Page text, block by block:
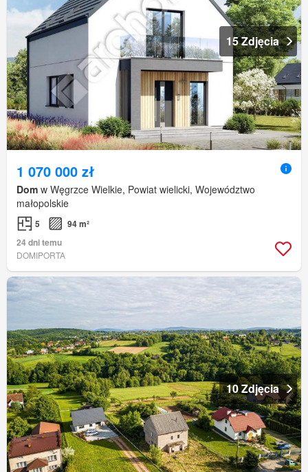
15 Zdjęcia
1 070 000 zł
Dom w Węgrzce Wielkie, Powiat wielicki, Województwo
małopolskie
5
94 m²
24 dni temu
DOMIPORTA
10 Zdjęcia